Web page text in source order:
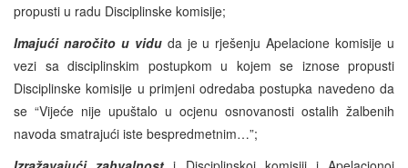
propusti u radu Disciplinske komisije;
Imajući naročito u vidu da je u rješenju Apelacione komisije u
vezi sa disciplinskim postupkom u kojem se iznose propusti
Disciplinske komisije u primjeni odredaba postupka navedeno da
se “Vijeće nije upuštalo u ocjenu osnovanosti ostalih žalbenih
navoda smatrajući iste bespredmetnim…”;